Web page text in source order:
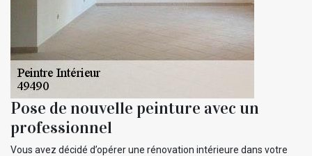
Pose de nouvelle peinture avec un
professionnel
Vous avez décidé d’opérer une rénovation intérieure dans votre